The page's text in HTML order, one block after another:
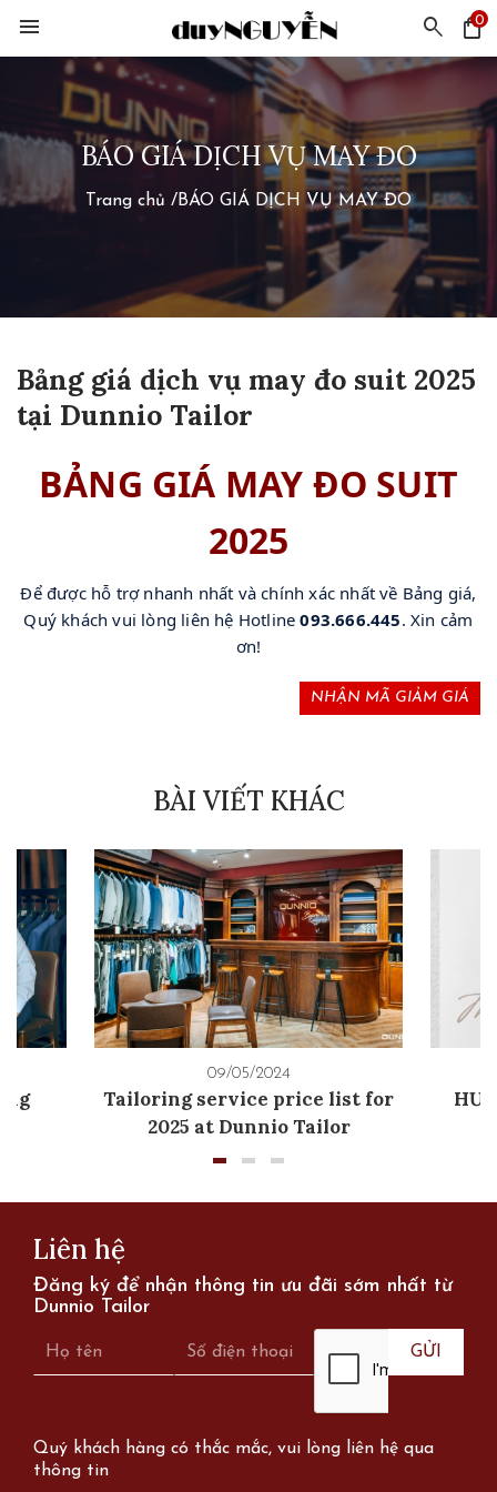
menu search shopping_bag
0
BÁO GIÁ DỊCH VỤ MAY ĐO
Trang chủ /BÁO GIÁ DỊCH VỤ MAY ĐO
Bảng giá dịch vụ may đo suit 2025
tại Dunnio Tailor
BẢNG GIÁ MAY ĐO SUIT
2025
Để được hỗ trợ nhanh nhất và chính xác nhất về Bảng giá,
Quý khách vui lòng liên hệ Hotline093.666.445. Xin cảm
ơn!
NHẬN MÃ GIẢM GIÁ
BÀI VIẾT KHÁC
09/05/2024
Tailoring service price list for
2025 at Dunnio Tailor
Liên hệ
Đăng ký để nhận thông tin ưu đãi sớm nhất từ
Dunnio Tailor
Quý khách hàng có thắc mắc, vui lòng liên hệ qua
thông tin